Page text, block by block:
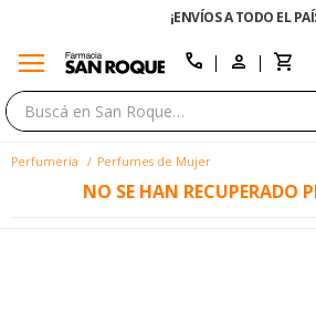
¡ENVÍOS A TODO EL
menu call
Perfumería Perfumes de Mujer
NO SE HAN RECUPERADO
close